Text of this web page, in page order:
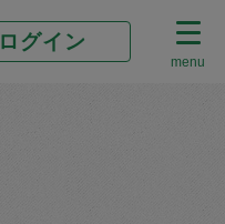
ログイン
menu